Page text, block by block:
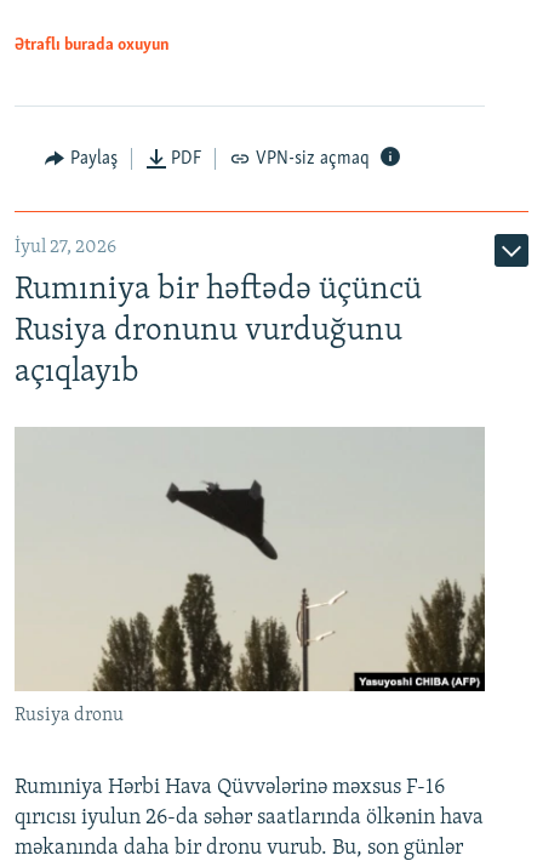
Ətraflı burada oxuyun
Paylaş PDF VPN-siz açmaq
İyul 27, 2026
Rumıniya bir həftədə üçüncü
Rusiya dronunu vurduğunu
açıqlayıb
Rusiya dronu
Rumıniya Hərbi Hava Qüvvələrinə məxsus F-16
qırıcısı iyulun 26-da səhər saatlarında ölkənin hava
məkanında daha bir dronu vurub. Bu, son günlər